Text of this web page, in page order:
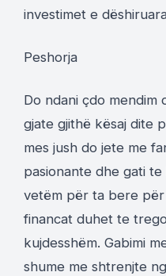
investimet e
Peshorja
Do ndani çdo mendim
gjate gjithë kësaj dite
mes jush do jete me
pasionante dhe gati
vetëm për ta bere
financat duhet te
kujdesshëm. Gabimi
shume me shtrenjte